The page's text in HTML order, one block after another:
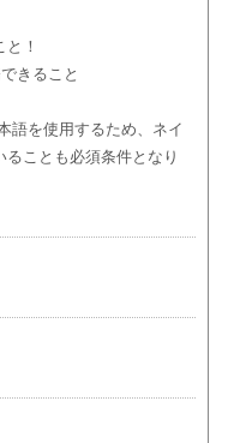
！
きること
語を使用するため、ネイ
ことも必須条件となり